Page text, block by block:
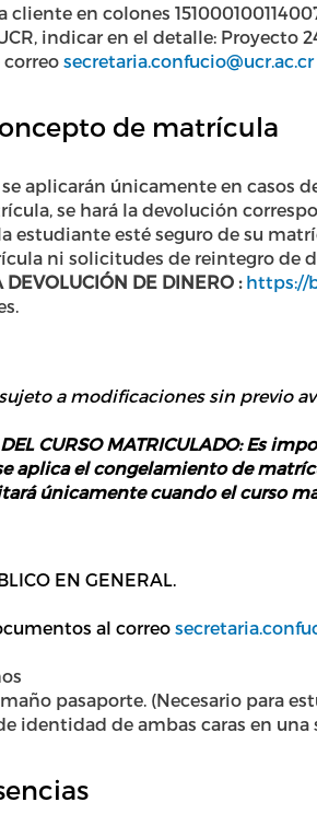
cliente en colones
indicar en el detalle:
secretaria.confucio@ucr.ac.cr
de matrícula
aplicarán únicamente en casos
se hará la devolución
estudiante esté seguro de su
ni solicitudes de reintegro de
DEVOLUCIÓN DE DINERO : https://
a modificaciones sin previo
DEL CURSO MATRICULADO: Es
aplica el congelamiento de
únicamente cuando el curso
EN GENERAL.
al correo
pasaporte. (Necesario para
identidad de ambas caras en